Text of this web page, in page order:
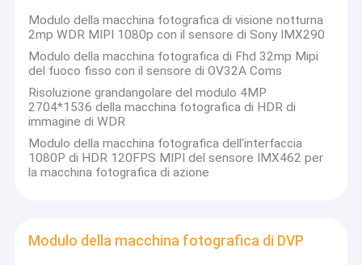
Modulo della macchina fotografica di visione notturna
2mp WDR MIPI 1080p con il sensore di Sony IMX290
Modulo della macchina fotografica di Fhd 32mp Mipi
del fuoco fisso con il sensore di OV32A Coms
Risoluzione grandangolare del modulo 4MP
2704*1536 della macchina fotografica di HDR di
immagine di WDR
Modulo della macchina fotografica dell'interfaccia
1080P di HDR 120FPS MIPI del sensore IMX462 per
la macchina fotografica di azione
Modulo della macchina fotografica di DVP